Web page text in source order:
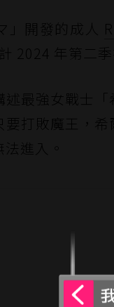
開發的成人
2024 年第二季
述最強女戰士
打敗魔王，
進入。